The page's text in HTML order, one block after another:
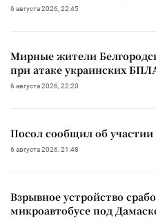
6 августа 2026, 22:45
Мирные жители
при атаке украинских
6 августа 2026, 22:20
Посол сообщил об
6 августа 2026, 21:48
Взрывное устройство
микроавтобусе под